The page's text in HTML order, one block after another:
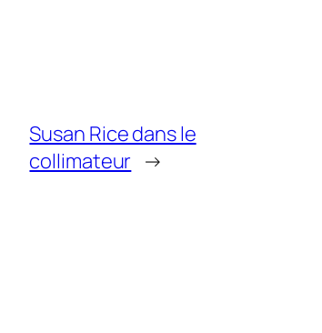
Susan Rice dans le
collimateur →